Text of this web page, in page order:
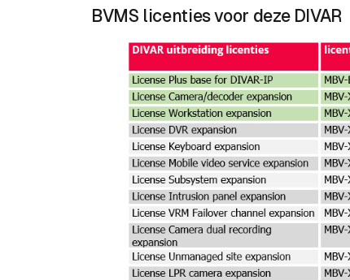
BVMS licenties voor deze DIVAR